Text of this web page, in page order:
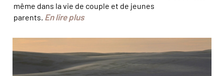
même dans la vie de couple et de jeunes
parents. En lire plus
Maranhenses © Sylvain Chatenoud